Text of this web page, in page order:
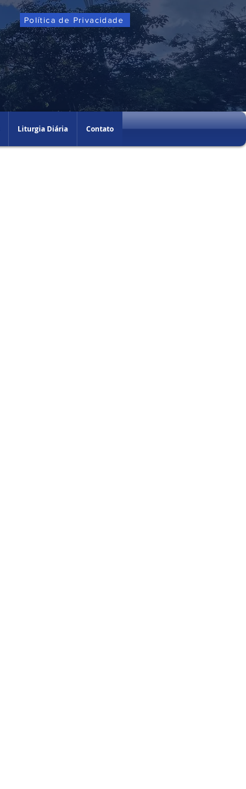
Política de Privacidade
Liturgia Diária Contato